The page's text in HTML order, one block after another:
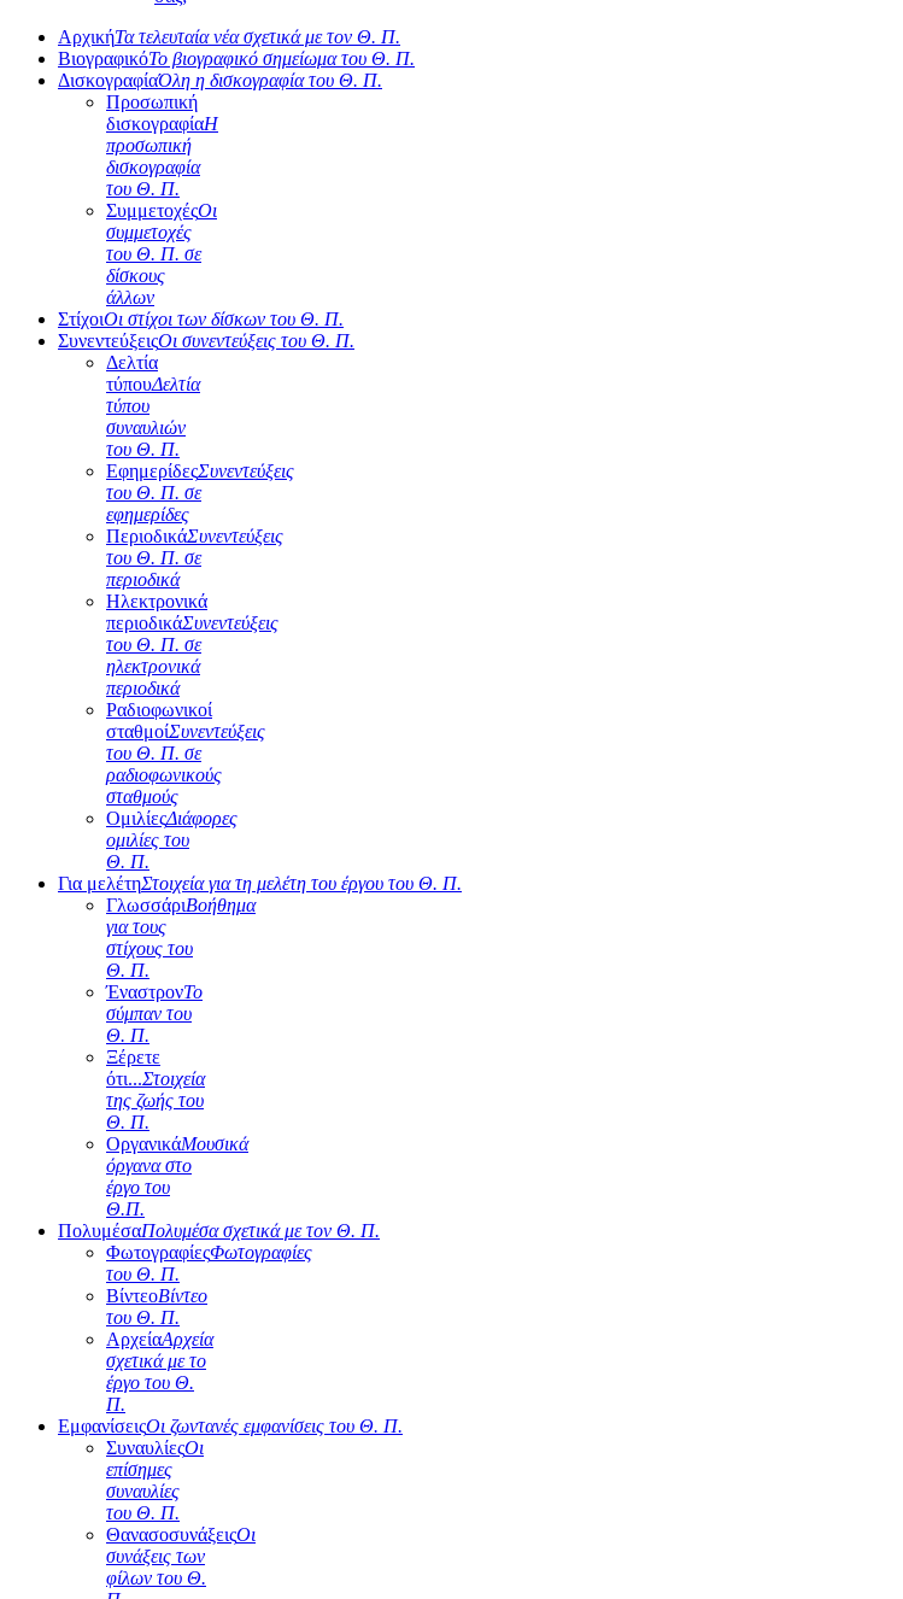
ΑρχικήΤα τελευταία νέα σχετικά με τον Θ. Π.
ΒιογραφικόΤο βιογραφικό σημείωμα του Θ. Π.
ΔισκογραφίαΌλη η δισκογραφία του Θ. Π.
Προσωπική
δισκογραφίαΗ
προσωπική
δισκογραφία
του Θ. Π.
ΣυμμετοχέςΟι
συμμετοχές
του Θ. Π. σε
δίσκους
άλλων
ΣτίχοιΟι στίχοι των δίσκων του Θ. Π.
ΣυνεντεύξειςΟι συνεντεύξεις του Θ. Π.
Δελτία
τύπουΔελτία
τύπου
συναυλιών
του Θ. Π.
ΕφημερίδεςΣυνεντεύξεις
του Θ. Π. σε
εφημερίδες
ΠεριοδικάΣυνεντεύξεις
του Θ. Π. σε
περιοδικά
Ηλεκτρονικά
περιοδικάΣυνεντεύξεις
του Θ. Π. σε
ηλεκτρονικά
περιοδικά
Ραδιοφωνικοί
σταθμοίΣυνεντεύξεις
του Θ. Π. σε
ραδιοφωνικούς
σταθμούς
ΟμιλίεςΔιάφορες
ομιλίες του
Θ. Π.
Για μελέτηΣτοιχεία για τη μελέτη του έργου του Θ. Π.
ΓλωσσάριΒοήθημα
για τους
στίχους του
Θ. Π.
ΈναστρονΤο
σύμπαν του
Θ. Π.
Ξέρετε
ότι...Στοιχεία
της ζωής του
Θ. Π.
ΟργανικάΜουσικά
όργανα στο
έργο του
Θ.Π.
ΠολυμέσαΠολυμέσα σχετικά με τον Θ. Π.
ΦωτογραφίεςΦωτογραφίες
του Θ. Π.
ΒίντεοΒίντεο
του Θ. Π.
ΑρχείαΑρχεία
σχετικά με το
έργο του Θ.
Π.
ΕμφανίσειςΟι ζωντανές εμφανίσεις του Θ. Π.
ΣυναυλίεςΟι
επίσημες
συναυλίες
του Θ. Π.
ΘανασοσυνάξειςΟι
συνάξεις των
φίλων του Θ.